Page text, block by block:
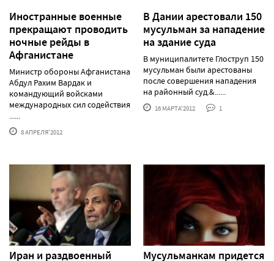
Иностранные военные
прекращают проводить
ночные рейды в
Афганистане
Министр обороны Афганистана
Абдул Рахим Вардак и
командующий войсками
международных сил содействия
......
8 АПРЕЛЯ'2012
В Дании арестовали 150
мусульман за нападение
на здание суда
В муниципалитете Глоструп 150
мусульман были арестованы
после совершения нападения
на районный суд.&......
16 МАРТА'2012 1
Иран и раздвоенный
Мусульманкам придется